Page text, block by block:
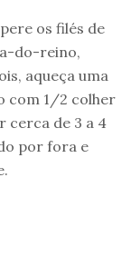
os filés de
do-reino,
aqueça uma
com 1/2 colher
cerca de 3 a 4
por fora e